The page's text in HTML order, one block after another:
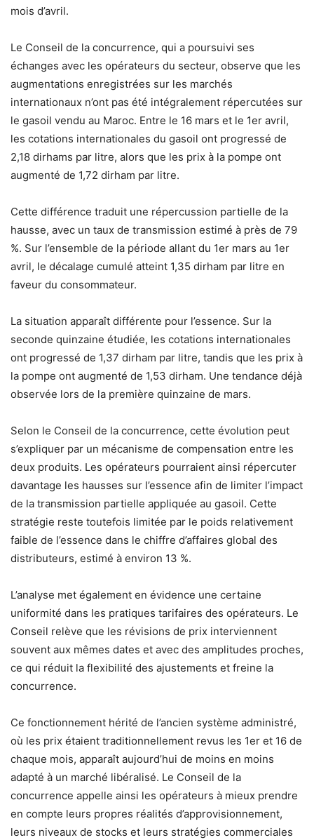
mois d’avril.
Le Conseil de la concurrence, qui a poursuivi ses
échanges avec les opérateurs du secteur, observe que les
augmentations enregistrées sur les marchés
internationaux n’ont pas été intégralement répercutées sur
le gasoil vendu au Maroc. Entre le 16 mars et le 1er avril,
les cotations internationales du gasoil ont progressé de
2,18 dirhams par litre, alors que les prix à la pompe ont
augmenté de 1,72 dirham par litre.
Cette différence traduit une répercussion partielle de la
hausse, avec un taux de transmission estimé à près de 79
%. Sur l’ensemble de la période allant du 1er mars au 1er
avril, le décalage cumulé atteint 1,35 dirham par litre en
faveur du consommateur.
La situation apparaît différente pour l’essence. Sur la
seconde quinzaine étudiée, les cotations internationales
ont progressé de 1,37 dirham par litre, tandis que les prix à
la pompe ont augmenté de 1,53 dirham. Une tendance déjà
observée lors de la première quinzaine de mars.
Selon le Conseil de la concurrence, cette évolution peut
s’expliquer par un mécanisme de compensation entre les
deux produits. Les opérateurs pourraient ainsi répercuter
davantage les hausses sur l’essence afin de limiter l’impact
de la transmission partielle appliquée au gasoil. Cette
stratégie reste toutefois limitée par le poids relativement
faible de l’essence dans le chiffre d’affaires global des
distributeurs, estimé à environ 13 %.
L’analyse met également en évidence une certaine
uniformité dans les pratiques tarifaires des opérateurs. Le
Conseil relève que les révisions de prix interviennent
souvent aux mêmes dates et avec des amplitudes proches,
ce qui réduit la flexibilité des ajustements et freine la
concurrence.
Ce fonctionnement hérité de l’ancien système administré,
où les prix étaient traditionnellement revus les 1er et 16 de
chaque mois, apparaît aujourd’hui de moins en moins
adapté à un marché libéralisé. Le Conseil de la
concurrence appelle ainsi les opérateurs à mieux prendre
en compte leurs propres réalités d’approvisionnement,
leurs niveaux de stocks et leurs stratégies commerciales